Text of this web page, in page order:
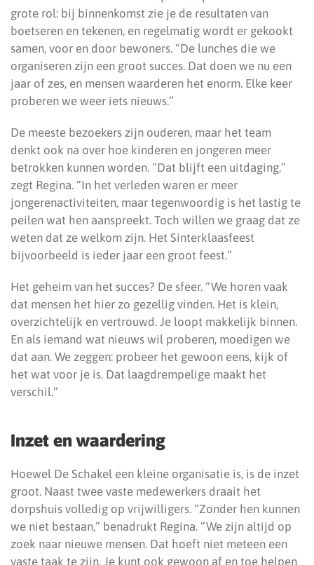
grote rol: bij binnenkomst zie je de resultaten van
boetseren en tekenen, en regelmatig wordt er gekookt
samen, voor en door bewoners. “De lunches die we
organiseren zijn een groot succes. Dat doen we nu een
jaar of zes, en mensen waarderen het enorm. Elke keer
proberen we weer iets nieuws.”
De meeste bezoekers zijn ouderen, maar het team
denkt ook na over hoe kinderen en jongeren meer
betrokken kunnen worden. “Dat blijft een uitdaging,”
zegt Regina. “In het verleden waren er meer
jongerenactiviteiten, maar tegenwoordig is het lastig te
peilen wat hen aanspreekt. Toch willen we graag dat ze
weten dat ze welkom zijn. Het Sinterklaasfeest
bijvoorbeeld is ieder jaar een groot feest.”
Het geheim van het succes? De sfeer. “We horen vaak
dat mensen het hier zo gezellig vinden. Het is klein,
overzichtelijk en vertrouwd. Je loopt makkelijk binnen.
En als iemand wat nieuws wil proberen, moedigen we
dat aan. We zeggen: probeer het gewoon eens, kijk of
het wat voor je is. Dat laagdrempelige maakt het
verschil.”
Inzet en waardering
Hoewel De Schakel een kleine organisatie is, is de inzet
groot. Naast twee vaste medewerkers draait het
dorpshuis volledig op vrijwilligers. “Zonder hen kunnen
we niet bestaan,” benadrukt Regina. “We zijn altijd op
zoek naar nieuwe mensen. Dat hoeft niet meteen een
vaste taak te zijn. Je kunt ook gewoon af en toe helpen